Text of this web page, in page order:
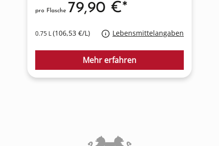
0.75 L(106,53 €/L) Lebensmittelangaben
pro Flasche 79,90 €*
Mehr erfahren